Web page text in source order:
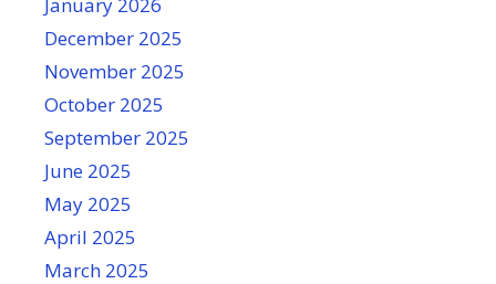
December 2025
November 2025
October 2025
September 2025
June 2025
May 2025
April 2025
March 2025